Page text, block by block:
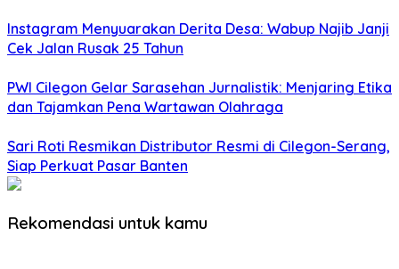
Instagram Menyuarakan Derita Desa: Wabup Najib Janji
Cek Jalan Rusak 25 Tahun
PWI Cilegon Gelar Sarasehan Jurnalistik: Menjaring Etika
dan Tajamkan Pena Wartawan Olahraga
Sari Roti Resmikan Distributor Resmi di Cilegon-Serang,
Siap Perkuat Pasar Banten
Rekomendasi untuk kamu